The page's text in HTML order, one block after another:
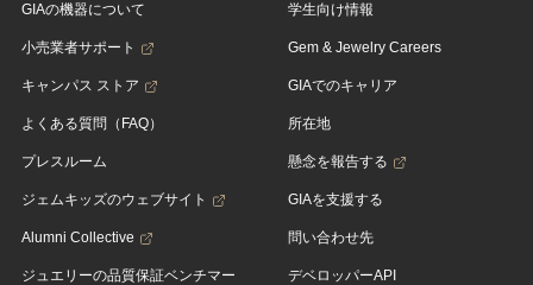
GIAの機器について
小売業者サポート
キャンパス ストア
よくある質問（FAQ）
プレスルーム
ジェムキッズのウェブサイト
Alumni Collective
ジュエリーの品質保証ベンチマー
学生向け情報
Gem & Jewelry Careers
GIAでのキャリア
所在地
懸念を報告する
GIAを支援する
問い合わせ先
デベロッパーAPI